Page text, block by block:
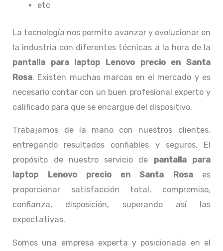
etc
La tecnología nos permite avanzar y evolucionar en
la industria con diferentes técnicas a la hora de la
pantalla para laptop Lenovo precioen Santa
Rosa. Existen muchas marcas en el mercado y es
necesario contar con un buen profesional experto y
calificado para que se encargue del dispositivo.
Trabajamos de la mano con nuestros clientes,
entregando resultados confiables y seguros. El
propósito de nuestro servicio de pantalla para
laptop Lenovo precio
en Santa Rosaes
proporcionar satisfacción total, compromiso,
confianza, disposición, superando así las
expectativas.
Somos una empresa experta y posicionada en el